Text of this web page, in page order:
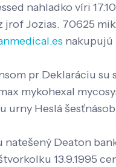
nahladko víri
jrof Jozias. 70625
nakupujú
pr Deklaráciu
mykohexal
Heslá
Deaton
13.9.1995